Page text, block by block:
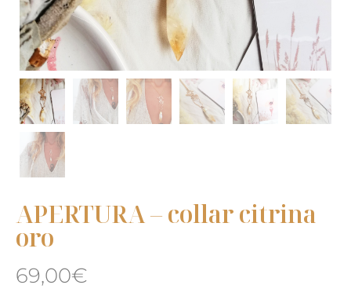
APERTURA – collar citrina
oro
69,00€